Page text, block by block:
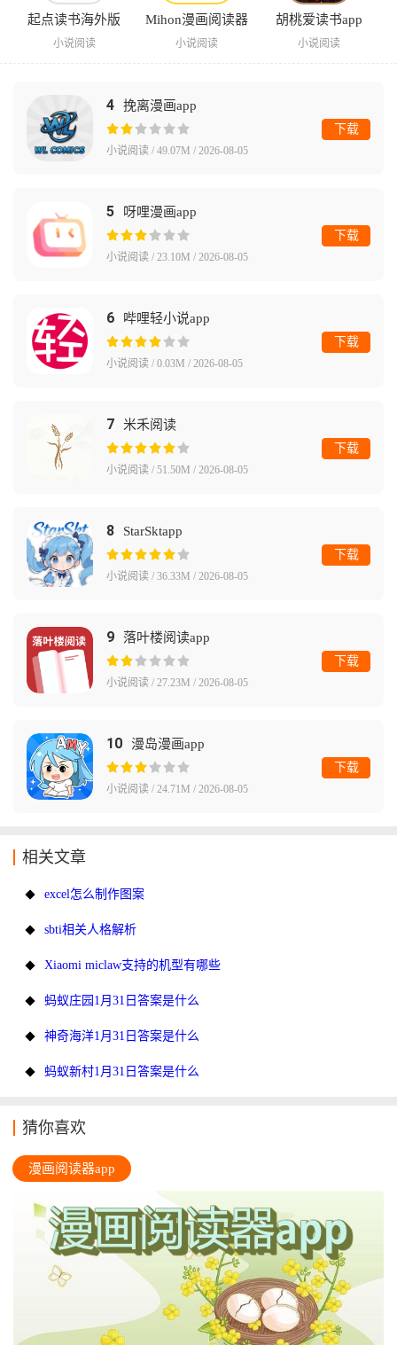
起点读书海外版
小说阅读
Mihon漫画阅读器
小说阅读
胡桃爱读书app
小说阅读
4 挽离漫画app
小说阅读 / 49.07M / 2026-08-05
下载
5 呀哩漫画app
小说阅读 / 23.10M / 2026-08-05
下载
6 哔哩轻小说app
小说阅读 / 0.03M / 2026-08-05
下载
7 米禾阅读
小说阅读 / 51.50M / 2026-08-05
下载
8 StarSktapp
小说阅读 / 36.33M / 2026-08-05
下载
9 落叶楼阅读app
小说阅读 / 27.23M / 2026-08-05
下载
10 漫岛漫画app
小说阅读 / 24.71M / 2026-08-05
下载
相关文章
excel怎么制作图案
sbti相关人格解析
Xiaomi miclaw支持的机型有哪些
蚂蚁庄园1月31日答案是什么
神奇海洋1月31日答案是什么
蚂蚁新村1月31日答案是什么
猜你喜欢
漫画阅读器app